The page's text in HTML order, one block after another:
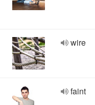
wire
faint